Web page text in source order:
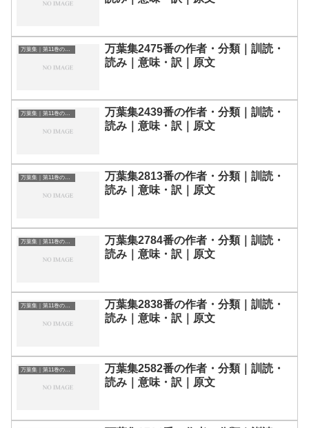
万葉集｜第11巻の和歌一覧
万葉集2475番の作者・分類｜訓読・
読み｜意味・訳｜原文
万葉集｜第11巻の和歌一覧
万葉集2439番の作者・分類｜訓読・
読み｜意味・訳｜原文
万葉集｜第11巻の和歌一覧
万葉集2813番の作者・分類｜訓読・
読み｜意味・訳｜原文
万葉集｜第11巻の和歌一覧
万葉集2784番の作者・分類｜訓読・
読み｜意味・訳｜原文
万葉集｜第11巻の和歌一覧
万葉集2838番の作者・分類｜訓読・
読み｜意味・訳｜原文
万葉集｜第11巻の和歌一覧
万葉集2582番の作者・分類｜訓読・
読み｜意味・訳｜原文